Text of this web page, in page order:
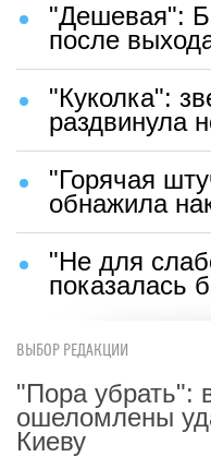
"Дешевая":
после
"Куколка":
раздвинула
"Горячая
обнажила
"Не для
показалась
ВЫБОР РЕДАКЦИИ
"Пора убрать":
ошеломлены
Киеву